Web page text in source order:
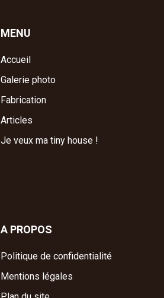
MENU
Accueil
Galerie photo
Fabrication
Articles
Je veux ma tiny house !
A PROPOS
Politique de confidentialité
Mentions légales